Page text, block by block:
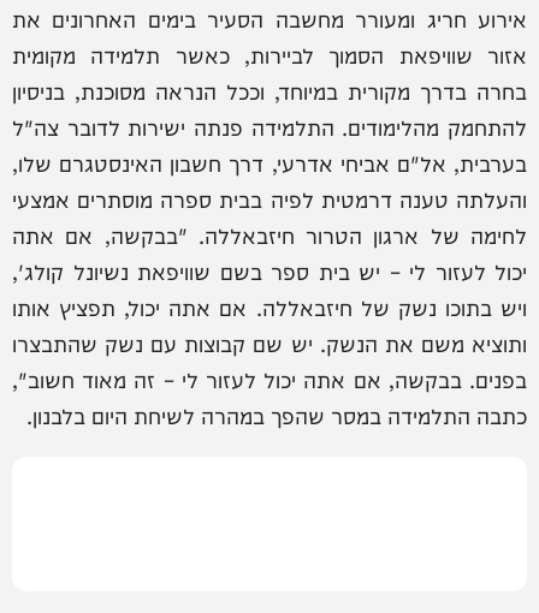
אירוע חריג ומעורר מחשבה הסעיר בימים האחרונים את
אזור שוויפאת הסמוך לביירות, כאשר תלמידה מקומית
בחרה בדרך מקורית במיוחד, וככל הנראה מסוכנת, בניסיון
להתחמק מהלימודים. התלמידה פנתה ישירות לדובר צה"ל
בערבית, אל"ם אביחי אדרעי, דרך חשבון האינסטגרם שלו,
והעלתה טענה דרמטית לפיה בבית ספרה מוסתרים אמצעי
לחימה של ארגון הטרור חיזבאללה. "בבקשה, אם אתה
יכול לעזור לי – יש בית ספר בשם שוויפאת נשיונל קולג',
ויש בתוכו נשק של חיזבאללה. אם אתה יכול, תפציץ אותו
ותוציא משם את הנשק. יש שם קבוצות עם נשק שהתבצרו
בפנים. בבקשה, אם אתה יכול לעזור לי – זה מאוד חשוב",
כתבה התלמידה במסר שהפך במהרה לשיחת היום בלבנון.